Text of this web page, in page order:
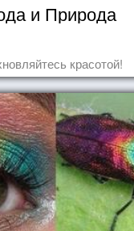
и Природа
красотой!